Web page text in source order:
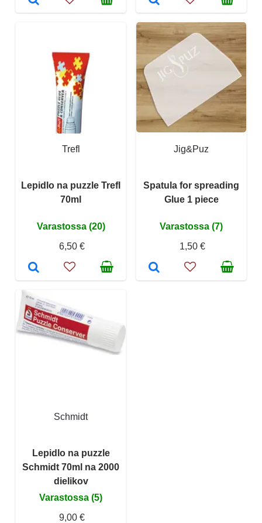
Trefl
Lepidlo na puzzle Trefl
70ml
Varastossa (20)
6,50 €
Jig&Puz
Spatula for spreading
Glue 1 piece
Varastossa (7)
1,50 €
Schmidt
Lepidlo na puzzle
Schmidt 70ml na 2000
dielikov
Varastossa (5)
9,00 €